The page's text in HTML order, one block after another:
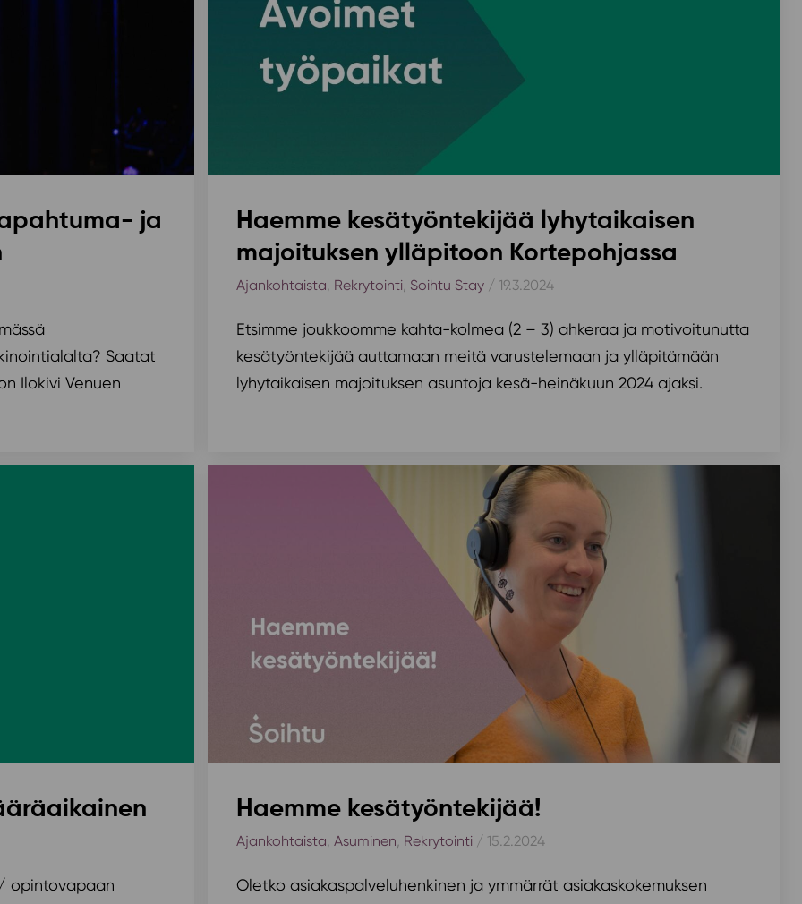
ja
Saatat
Ilokivi Venuen
Haemme kesätyöntekijää lyhytaikaisen
majoituksen ylläpitoon Kortepohjassa
Ajankohtaista, Rekrytointi, Soihtu Stay/ 19.3.2024
Etsimme joukkoomme kahta-kolmea (2 – 3) ahkeraa ja motivoitunutta
kesätyöntekijää auttamaan meitä varustelemaan ja ylläpitämään
lyhytaikaisen majoituksen asuntoja kesä-heinäkuun 2024 ajaksi.
opintovapaan
Haemme kesätyöntekijää!
Ajankohtaista, Asuminen, Rekrytointi/ 15.2.2024
Oletko asiakaspalveluhenkinen ja ymmärrät asiakaskokemuksen